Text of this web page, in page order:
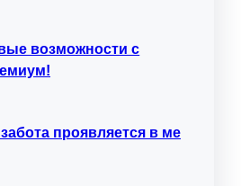
возможности с
проявляется в ме